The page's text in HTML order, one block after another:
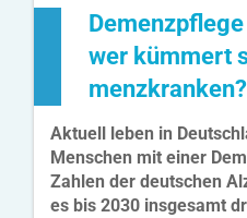
wer kümmert
menzkranken?
Aktuell leben in
Menschen mit einer
Zahlen der deutschen
es bis 2030 insgesamt